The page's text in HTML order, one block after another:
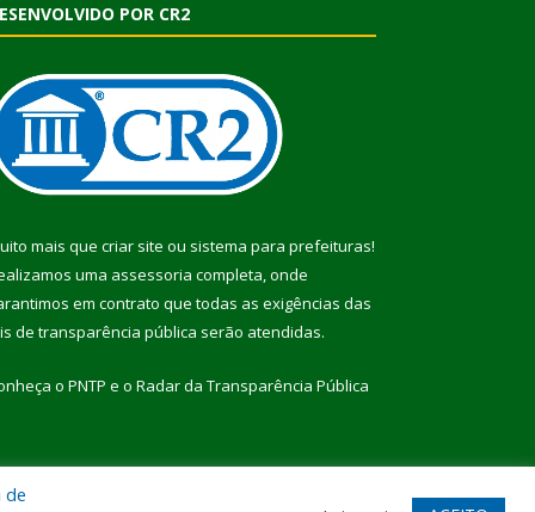
POR CR2
mais que criar site ou sistema para prefeituras!
uma assessoria completa, onde
em contrato que todas as exigências das
de transparência pública serão atendidas.
o PNTP e o Radar da Transparência Pública
de